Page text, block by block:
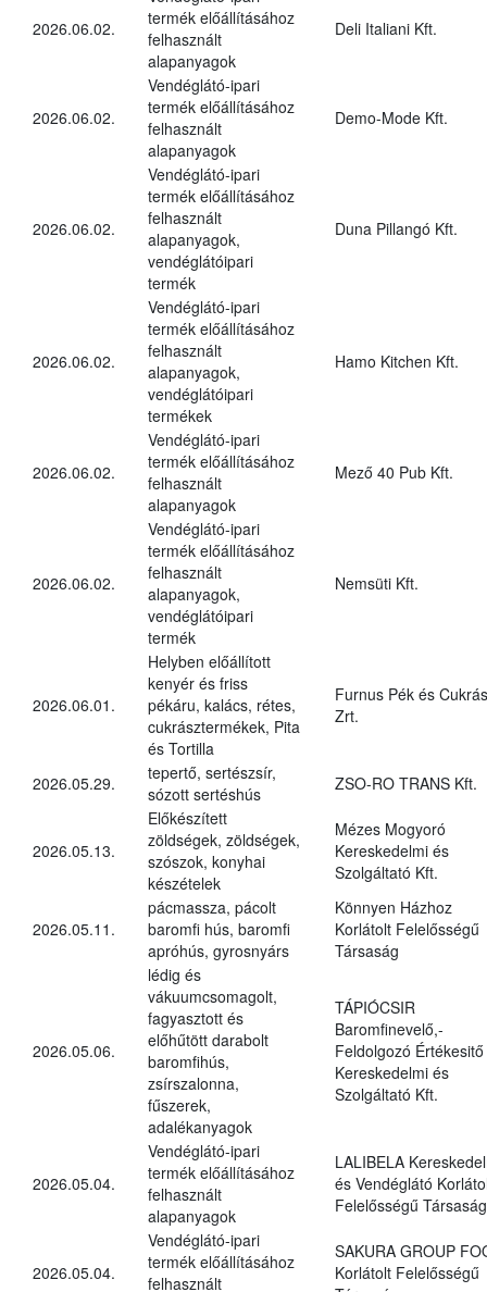
2026.06.02.
termék előállításához
felhasznált
alapanyagok
Deli Italiani Kft.
2026.06.02.
Vendéglátó-ipari
termék előállításához
felhasznált
alapanyagok
Demo-Mode Kft.
2026.06.02.
Vendéglátó-ipari
termék előállításához
felhasznált
alapanyagok,
vendéglátóipari
termék
Duna Pillangó Kft.
2026.06.02.
Vendéglátó-ipari
termék előállításához
felhasznált
alapanyagok,
vendéglátóipari
termékek
Hamo Kitchen Kft.
2026.06.02.
Vendéglátó-ipari
termék előállításához
felhasznált
alapanyagok
Mező 40 Pub Kft.
2026.06.02.
Vendéglátó-ipari
termék előállításához
felhasznált
alapanyagok,
vendéglátóipari
termék
Nemsüti Kft.
2026.06.01.
Helyben előállított
kenyér és friss
pékáru, kalács, rétes,
cukrásztermékek, Pita
és Tortilla
Furnus Pék és
Zrt.
2026.05.29.
tepertő, sertészsír,
sózott sertéshús
ZSO-RO TRANS Kft.
2026.05.13.
Előkészített
zöldségek, zöldségek,
szószok, konyhai
készételek
Mézes Mogyoró
Kereskedelmi és
Szolgáltató Kft.
2026.05.11.
pácmassza, pácolt
baromfi hús, baromfi
apróhús, gyrosnyárs
Könnyen Házhoz
Korlátolt Felelősségű
Társaság
2026.05.06.
lédig és
vákuumcsomagolt,
fagyasztott és
előhűtött darabolt
baromfihús,
zsírszalonna,
fűszerek,
adalékanyagok
TÁPIÓCSIR
Baromfinevelő,-
Feldolgozó Értékesitő
Kereskedelmi és
Szolgáltató Kft.
2026.05.04.
Vendéglátó-ipari
termék előállításához
felhasznált
alapanyagok
LALIBELA
és Vendéglátó
Felelősségű Társaság
2026.05.04.
Vendéglátó-ipari
termék előállításához
felhasznált
SAKURA GROUP
Korlátolt Felelősségű